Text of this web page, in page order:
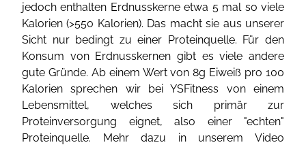
jedoch enthalten Erdnusskerne etwa 5 mal so viele
Kalorien (>550 Kalorien). Das macht sie aus unserer
Sicht nur bedingt zu einer Proteinquelle. Für den
Konsum von Erdnusskernen gibt es viele andere
gute Gründe. Ab einem Wert von 8g Eiweiß pro 100
Kalorien sprechen wir bei YSFitness von einem
Lebensmittel, welches sich primär zur
Proteinversorgung eignet, also einer "echten"
Proteinquelle. Mehr dazu in unserem Video